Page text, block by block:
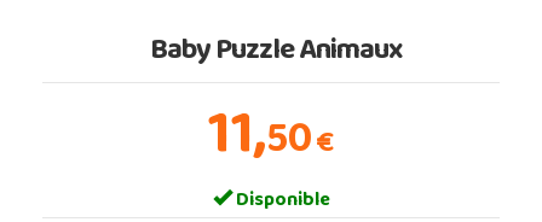
Baby Puzzle Animaux
11,50€
Disponible